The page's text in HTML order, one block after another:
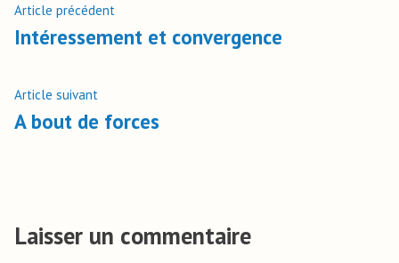
Article précédent
Intéressement et convergence
Article suivant
A bout de forces
Laisser un commentaire